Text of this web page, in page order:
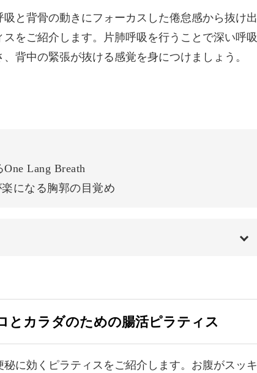
だけではなく心も穏やかに整えてくれます。
はリハビリ用に開発されたこともあり、運動が苦
行いやすいエクササイズです。
01:39
04:44
吸と背骨の動きにフォーカスした倦怠感から抜け出
スをご紹介します。片肺呼吸を行うことで深い呼吸
背中の緊張が抜ける感覚を身につけましょう。
Lang Breath
になる胸郭の目覚め
00:20
01:27
とカラダのための腸活ピラティス
秘に効くピラティスをご紹介します。お腹がスッキ